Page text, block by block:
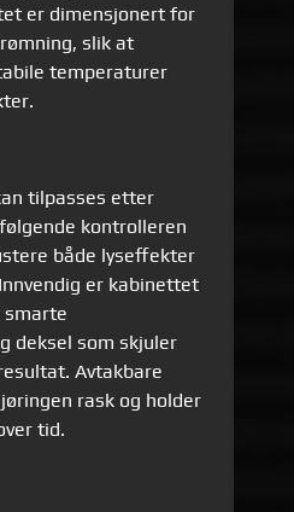
er dimensjonert for
slik at
temperaturer
tilpasses etter
kontrolleren
både lyseffekter
er kabinettet
smarte
deksel som skjuler
Avtakbare
rask og holder
tid.